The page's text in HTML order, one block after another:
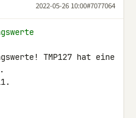
2022-05-26 10:00#7077064
TMP127 hat eine